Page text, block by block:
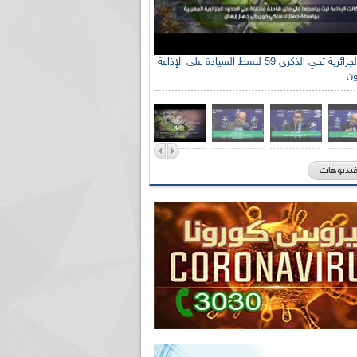
الإذاعة الجزائرية تحي الذكرى 59 لبسط السيادة على الإذاعة